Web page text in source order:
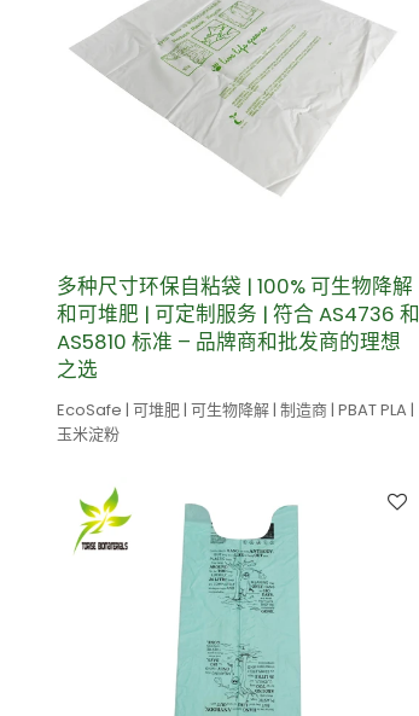
多种尺寸环保自粘袋 | 100% 可生物降解
和可堆肥 | 可定制服务 | 符合 AS4736 和
AS5810 标准 – 品牌商和批发商的理想
之选
EcoSafe | 可堆肥 | 可生物降解 | 制造商 | PBAT PLA |
玉米淀粉